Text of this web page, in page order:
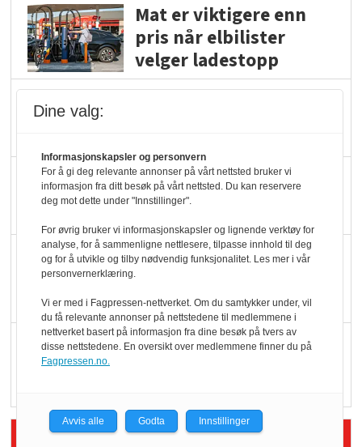
Mat er viktigere enn
pris når elbilister
velger ladestopp
Potetball, kylling og 98
oktan
KBS-bransjen i
endring: Stadig større
serveringstilbud
Vokser med ferdigmat
Siste artikler - Butikk i praksis
Dine valg:
Informasjonskapsler og personvern
For å gi deg relevante annonser på vårt nettsted bruker vi
informasjon fra ditt besøk på vårt nettsted. Du kan reservere
deg mot dette under "Innstillinger".
For øvrig bruker vi informasjonskapsler og lignende verktøy for
analyse, for å sammenligne nettlesere, tilpasse innhold til deg
og for å utvikle og tilby nødvendig funksjonalitet. Les mer i vår
personvernerklæring.
Vi er med i Fagpressen-nettverket. Om du samtykker under, vil
du få relevante annonser på nettstedene til medlemmene i
nettverket basert på informasjon fra dine besøk på tvers av
disse nettstedene. En oversikt over medlemmene finner du på
Fagpressen.no.
Avvis alle Godta Innstillinger